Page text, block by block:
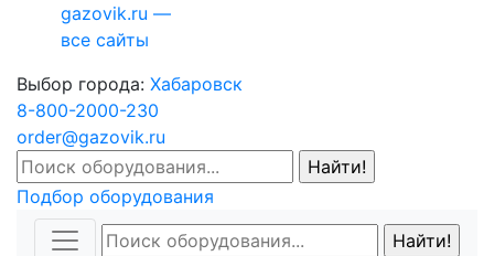
gazovik.ru —
все сайты
Выбор города: Хабаровск
8-800-2000-230
order@gazovik.ru
Подбор оборудования